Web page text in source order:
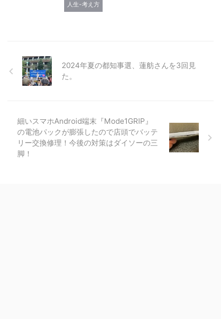
人生-考え方
2024年夏の都知事選、蓮舫さんを3回見
た。
細いスマホAndroid端末『Mode1GRIP』
の電池パックが膨張したので店頭でバッテ
リー交換修理！今後の対策はダイソーの三
脚！